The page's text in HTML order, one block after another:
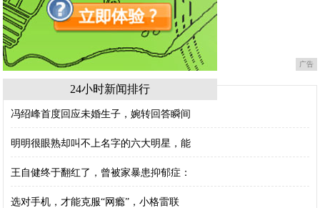
广告
24小时新闻排行
冯绍峰首度回应未婚生子，婉转回答瞬间
明明很眼熟却叫不上名字的六大明星，能
王自健终于翻红了，曾被家暴患抑郁症：
选对手机，才能克服“网瘾”，小格雷联